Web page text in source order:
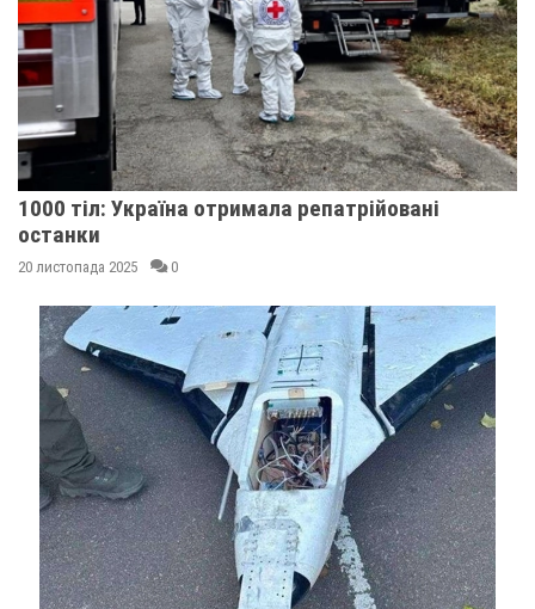
1000 тіл: Україна отримала репатрійовані
останки
20 листопада 2025 0